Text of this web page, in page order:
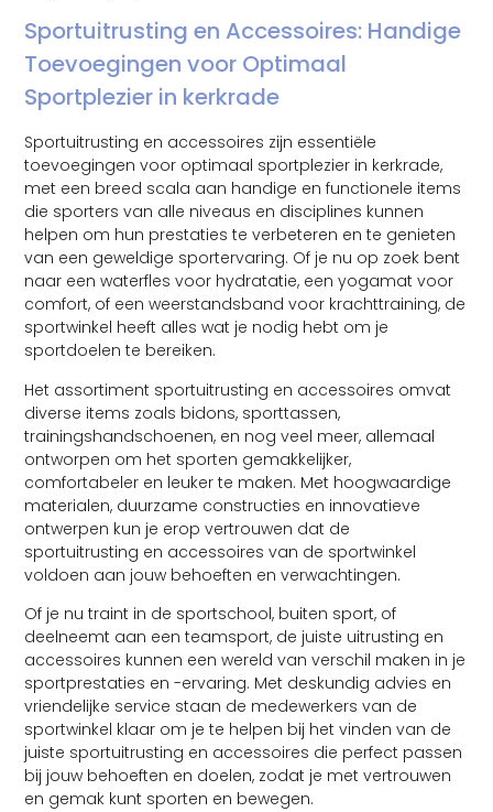
Sportuitrusting en Accessoires: Handige
Toevoegingen voor Optimaal
Sportplezier in kerkrade
Sportuitrusting en accessoires zijn essentiële
toevoegingen voor optimaal sportplezier in kerkrade,
met een breed scala aan handige en functionele items
die sporters van alle niveaus en disciplines kunnen
helpen om hun prestaties te verbeteren en te genieten
van een geweldige sportervaring. Of je nu op zoek bent
naar een waterfles voor hydratatie, een yogamat voor
comfort, of een weerstandsband voor krachttraining, de
sportwinkel heeft alles wat je nodig hebt om je
sportdoelen te bereiken.
Het assortiment sportuitrusting en accessoires omvat
diverse items zoals bidons, sporttassen,
trainingshandschoenen, en nog veel meer, allemaal
ontworpen om het sporten gemakkelijker,
comfortabeler en leuker te maken. Met hoogwaardige
materialen, duurzame constructies en innovatieve
ontwerpen kun je erop vertrouwen dat de
sportuitrusting en accessoires van de sportwinkel
voldoen aan jouw behoeften en verwachtingen.
Of je nu traint in de sportschool, buiten sport, of
deelneemt aan een teamsport, de juiste uitrusting en
accessoires kunnen een wereld van verschil maken in je
sportprestaties en -ervaring. Met deskundig advies en
vriendelijke service staan de medewerkers van de
sportwinkel klaar om je te helpen bij het vinden van de
juiste sportuitrusting en accessoires die perfect passen
bij jouw behoeften en doelen, zodat je met vertrouwen
en gemak kunt sporten en bewegen.